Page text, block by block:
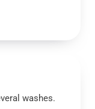
washes.